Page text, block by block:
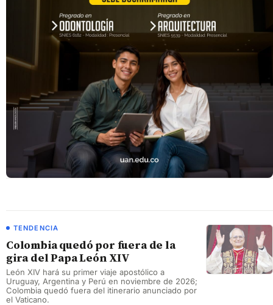
TENDENCIA
Colombia quedó por fuera de la
gira del Papa León XIV
León XIV hará su primer viaje apostólico a
Uruguay, Argentina y Perú en noviembre de 2026;
Colombia quedó fuera del itinerario anunciado por
el Vaticano.